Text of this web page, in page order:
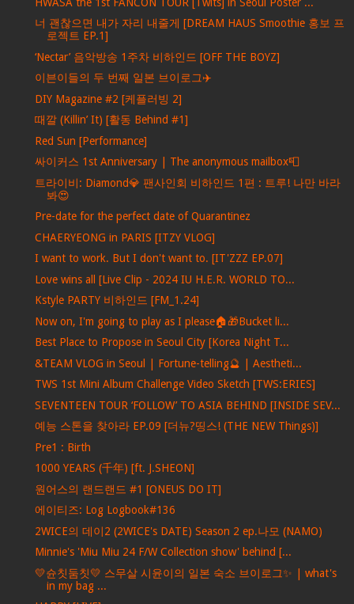
너 괜찮으면 내가 자리 내줄게 [DREAM HAUS Smoothie 홍보 프
로젝트 EP.1]
‘Nectar’ 음악방송 1주차 비하인드 [OFF THE BOYZ]
이븐이들의 두 번째 일본 브이로그✈️
DIY Magazine #2 [케플러빙 2]
때깔 (Killin’ It) [활동 Behind #1]
Red Sun [Performance]
싸이커스 1st Anniversary | The anonymous mailbox📮
트라이비: Diamond💎 팬사인회 비하인드 1편 : 트루! 나만 바라
봐😍
Pre-date for the perfect date of Quarantinez
CHAERYEONG in PARIS [ITZY VLOG]
I want to work. But I don't want to. [IT'ZZZ EP.07]
Love wins all [Live Clip - 2024 IU H.E.R. WORLD TO...
Kstyle PARTY 비하인드 [FM_1.24]
Now on, I'm going to play as I please🏠🎁Bucket li...
Best Place to Propose in Seoul City [Korea Night T...
&TEAM VLOG in Seoul | Fortune-telling🔮 | Aestheti...
TWS 1st Mini Album Challenge Video Sketch [TWS:ERIES]
SEVENTEEN TOUR ‘FOLLOW’ TO ASIA BEHIND [INSIDE SEV...
예능 스톤을 찾아라 EP.09 [더뉴?띵스! (THE NEW Things)]
Pre1 : Birth
1000 YEARS (千年) [ft. J.SHEON]
원어스의 랜드랜드 #1 [ONEUS DO IT]
에이티즈: Log Logbook#136
2WICE의 데이2 (2WICE's DATE) Season 2 ep.나모 (NAMO)
Minnie's 'Miu Miu 24 F/W Collection show' behind [...
💛슌칫둠칫💛 스무살 시윤이의 일본 숙소 브이로그✨ | what's
in my bag ...